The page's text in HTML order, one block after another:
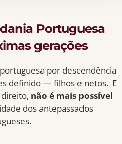
Portuguesa
gerações
por descendência
definido — filhos e netos. E
não é mais possível
dos antepassados